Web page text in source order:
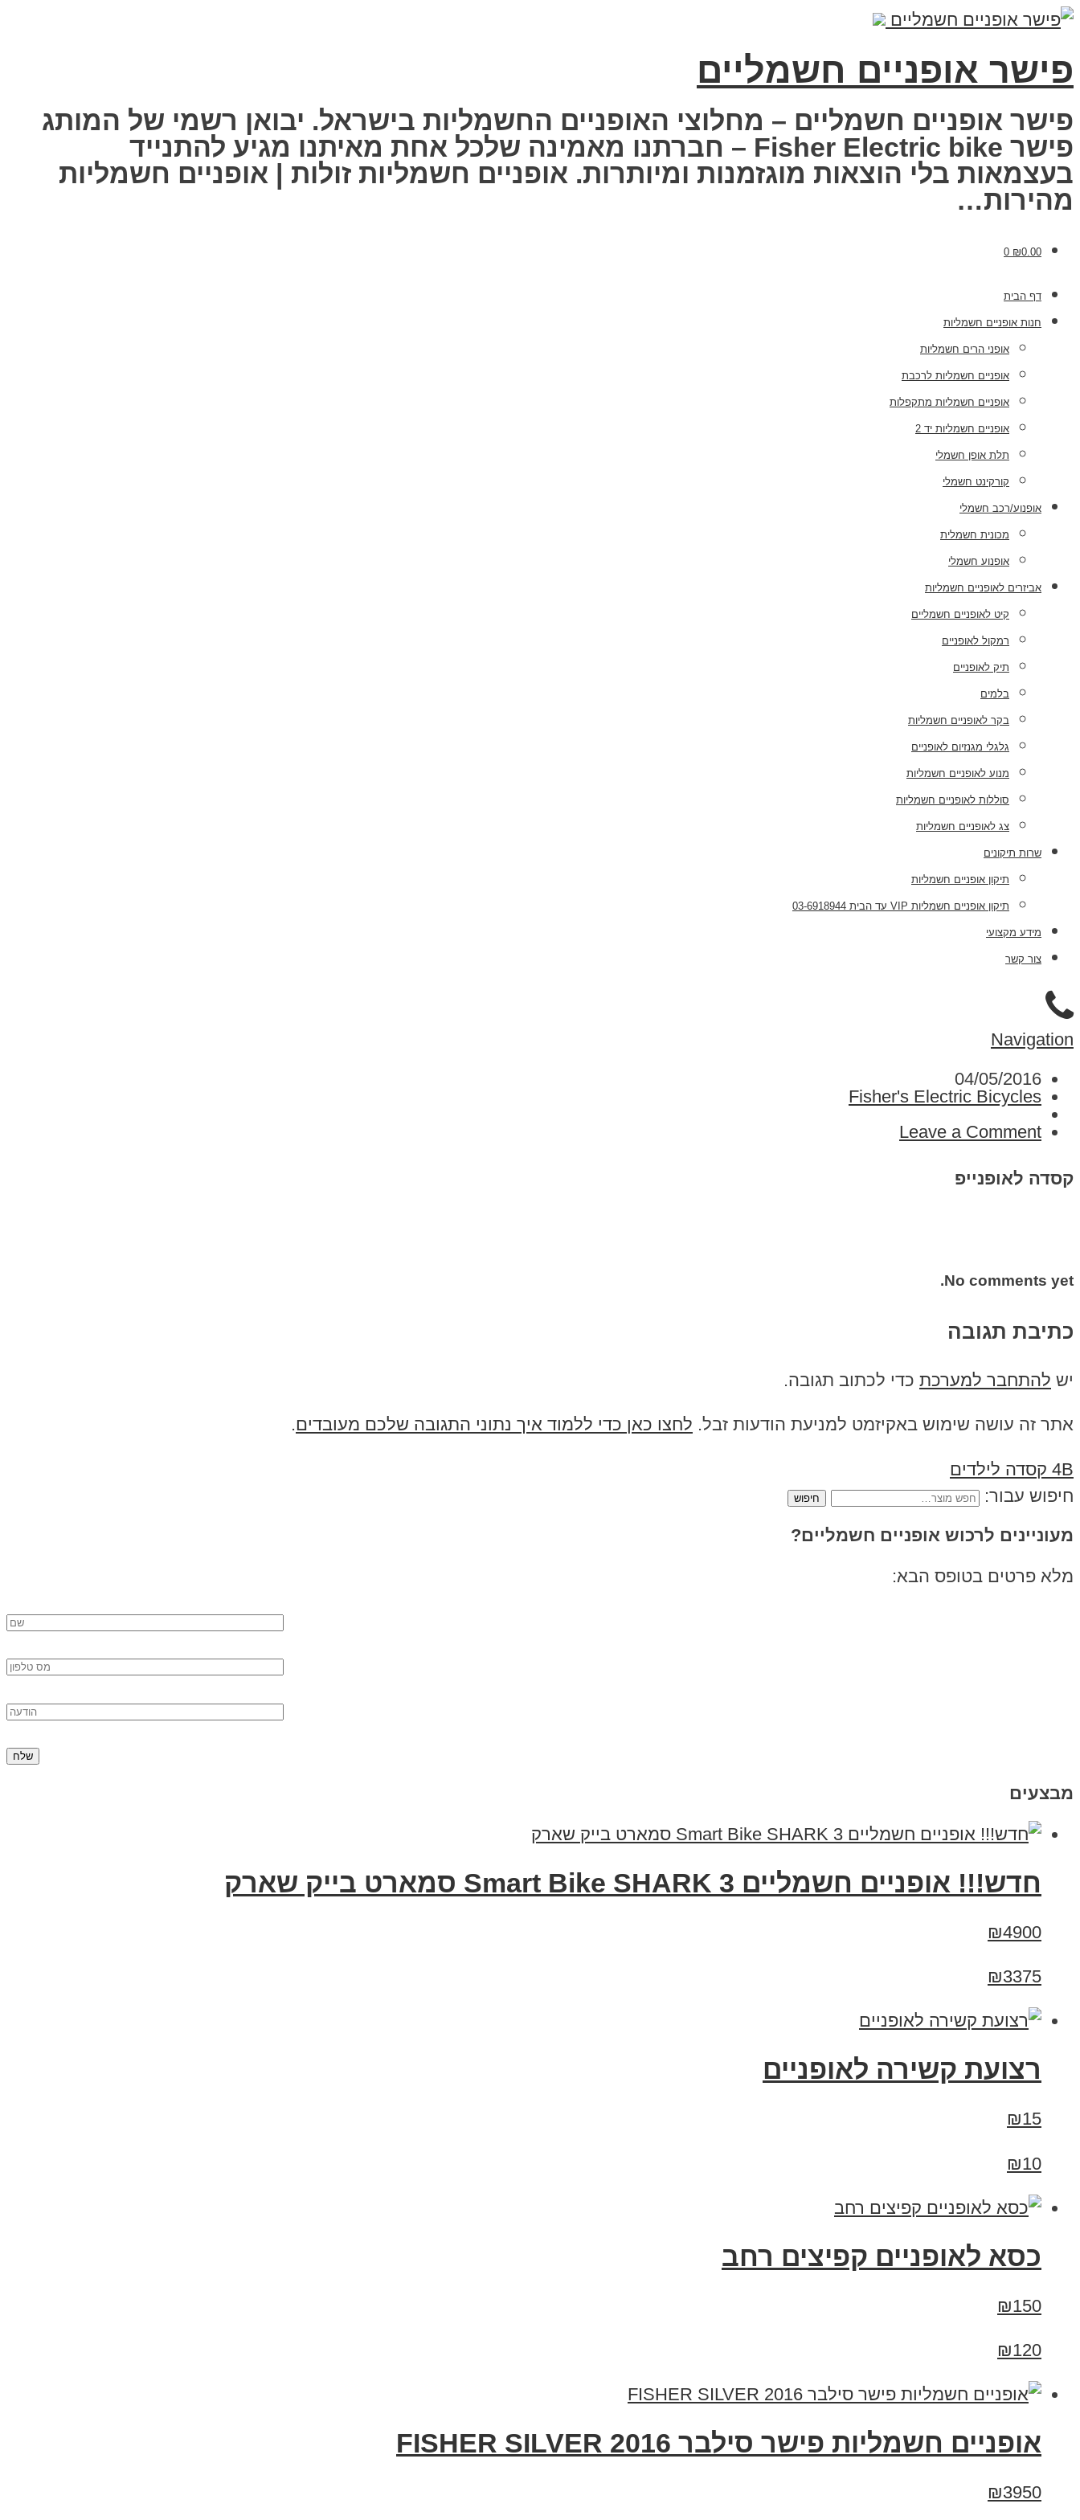
פישר אופניים חשמליים
פישר אופניים חשמליים – מחלוצי האופניים החשמליות בישראל. יבואן רשמי של המותג
פישר Fisher Electric bike – חברתנו מאמינה שלכל אחת מאיתנו מגיע להתנייד
בעצמאות בלי הוצאות מוגזמנות ומיותרות. אופניים חשמליות זולות | אופניים חשמליות
מהירות…
₪0.00
0
דף הבית
חנות אופניים חשמליות
אופני הרים חשמליות
אופניים חשמליות לרכבת
אופניים חשמליות מתקפלות
אופניים חשמליות יד 2
תלת אופן חשמלי
קורקינט חשמלי
אופנוע/רכב חשמלי
מכונית חשמלית
אופנוע חשמלי
אביזרים לאופניים חשמליות
קיט לאופניים חשמליים
רמקול לאופניים
תיק לאופניים
בלמים
בקר לאופניים חשמליות
גלגלי מגנזיום לאופניים
מנוע לאופניים חשמליות
סוללות לאופניים חשמליות
צג לאופניים חשמליות
שרות תיקונים
תיקון אופניים חשמליות
תיקון אופניים חשמליות VIP עד הבית 03-6918944
מידע מקצועי
צור קשר
Navigation
04/05/2016
Fisher's Electric Bicycles
Leave a Comment
קסדה לאופנייפ
No comments yet.
כתיבת תגובה
יש להתחבר למערכת כדי לכתוב תגובה.
אתר זה עושה שימוש באקיזמט למניעת הודעות זבל. לחצו כאן כדי ללמוד איך נתוני התגובה שלכם מעובדים.
4B קסדה לילדים
חיפוש עבור:
מעוניינים לרכוש אופניים חשמליים?
מלא פרטים בטופס הבא:
מבצעים
חדש!!! אופניים חשמליים Smart Bike SHARK 3 סמארט בייק שארק
₪4900
₪3375
רצועת קשירה לאופניים
₪15
₪10
כסא לאופניים קפיצים רחב
₪150
₪120
אופניים חשמליות פישר סילבר 2016 FISHER SILVER
₪3950